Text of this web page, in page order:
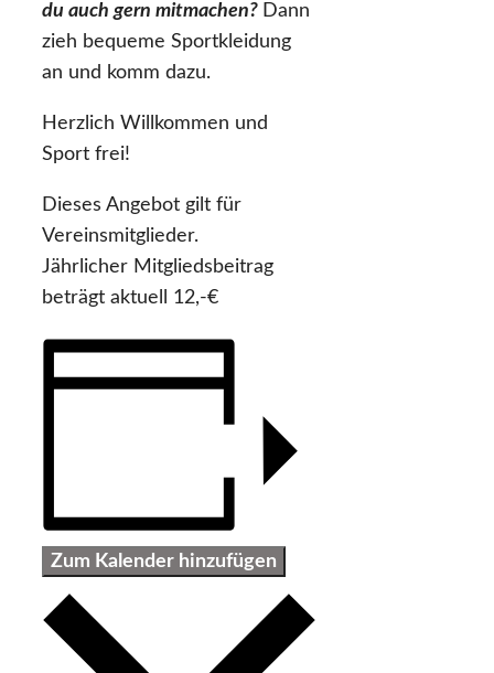
du auch gern mitmachen? Dann
zieh bequeme Sportkleidung
an und komm dazu.
Herzlich Willkommen und
Sport frei!
Dieses Angebot gilt für
Vereinsmitglieder.
Jährlicher Mitgliedsbeitrag
beträgt aktuell 12,-€
Zum Kalender hinzufügen